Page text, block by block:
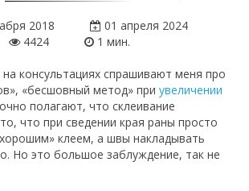
2018
01 апреля 2024
4424
1 мин.
консультациях спрашивают меня про
«бесшовный метод» при увеличении
полагают, что склеивание
что при сведении края раны просто
клеем, а швы накладывать
Но это большое заблуждение, так не